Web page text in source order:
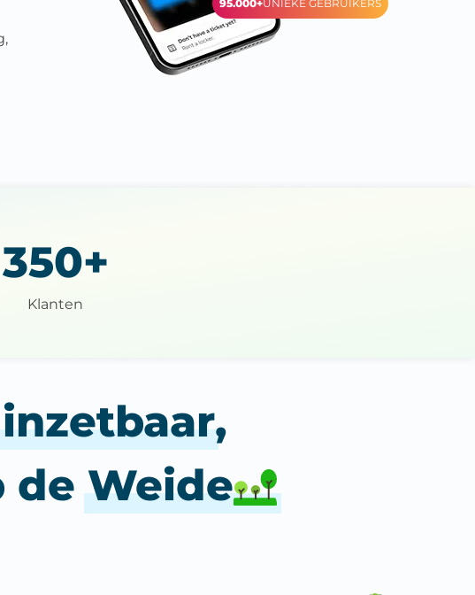
95.000+UNIEKE GEBRUIKERS
350+
Klanten
,
deWeide